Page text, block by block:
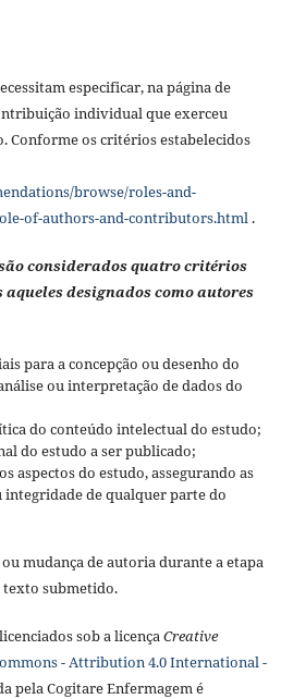
especificar, na página de
individual que exerceu
Conforme os critérios estabelecidos
browse/roles-and-
of-authors-and-contributors.html.
considerados quatro critérios
designados como autores
para a concepção ou desenho do
ou interpretação de dados do
do conteúdo intelectual do estudo;
do estudo a ser publicado;
aspectos do estudo, assegurando as
integridade de qualquer parte do
mudança de autoria durante a etapa
texto submetido.
sob a licençaCreative
- Attribution 4.0 International -
pela Cogitare Enfermagem é